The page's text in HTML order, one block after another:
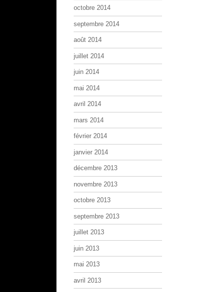
octobre 2014
septembre 2014
août 2014
juillet 2014
juin 2014
mai 2014
avril 2014
mars 2014
février 2014
janvier 2014
décembre 2013
novembre 2013
octobre 2013
septembre 2013
juillet 2013
juin 2013
mai 2013
avril 2013